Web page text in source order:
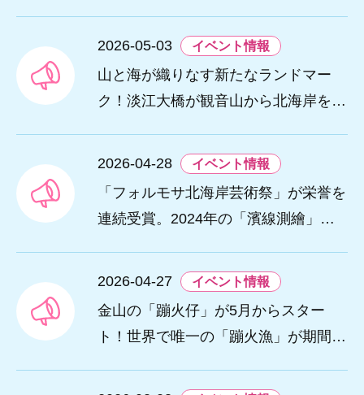
2026-05-03 イベント情報
山と海が織りなす新たなランドマー
ク！淡江大橋が観音山から北海岸を結
2026-04-28 イベント情報
「フォルモサ北海岸芸術祭」が栄誉を
連続受賞。2024年の「濱線測繪」と2
26年アメリカ「MUSEデザインアワー
ド（金賞）」を受賞。
2026-04-27 イベント情報
金山の「蹦火仔」が5月からスター
ト！世界で唯一の「蹦火漁」が期間限